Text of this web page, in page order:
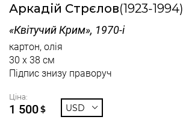
Аркадій Стрєлов(1923-1994)
«Квітучий Крим», 1970-і
картон, олія
30 x 38 см
Підпис знизу праворуч
Ціна:
1 500$ USD